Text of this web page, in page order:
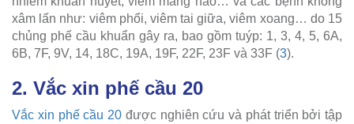
xâm lấn như: viêm phổi, viêm tai giữa, viêm xoang… do 15
chủng phế cầu khuẩn gây ra, bao gồm tuýp: 1, 3, 4, 5, 6A,
6B, 7F, 9V, 14, 18C, 19A, 19F, 22F, 23F và 33F (3).
2. Vắc xin phế cầu 20
Vắc xin phế cầu 20 được nghiên cứu và phát triển bởi tập